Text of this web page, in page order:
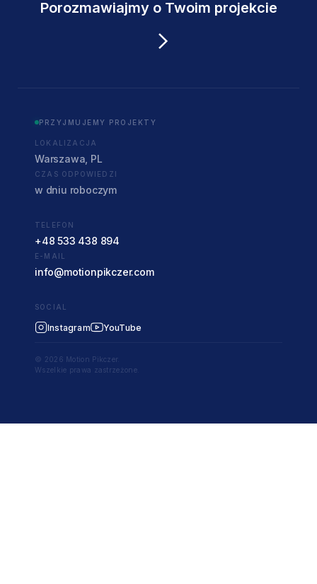
Porozmawiajmy o Twoim projekcie
PRZYJMUJEMY PROJEKTY
LOKALIZACJA
Warszawa, PL
CZAS ODPOWIEDZI
w dniu roboczym
TELEFON
+48 533 438 894
E-MAIL
info@motionpikczer.com
SOCIAL
Instagram YouTube
© 2026 Motion Pikczer.
Wszelkie prawa zastrzeżone.